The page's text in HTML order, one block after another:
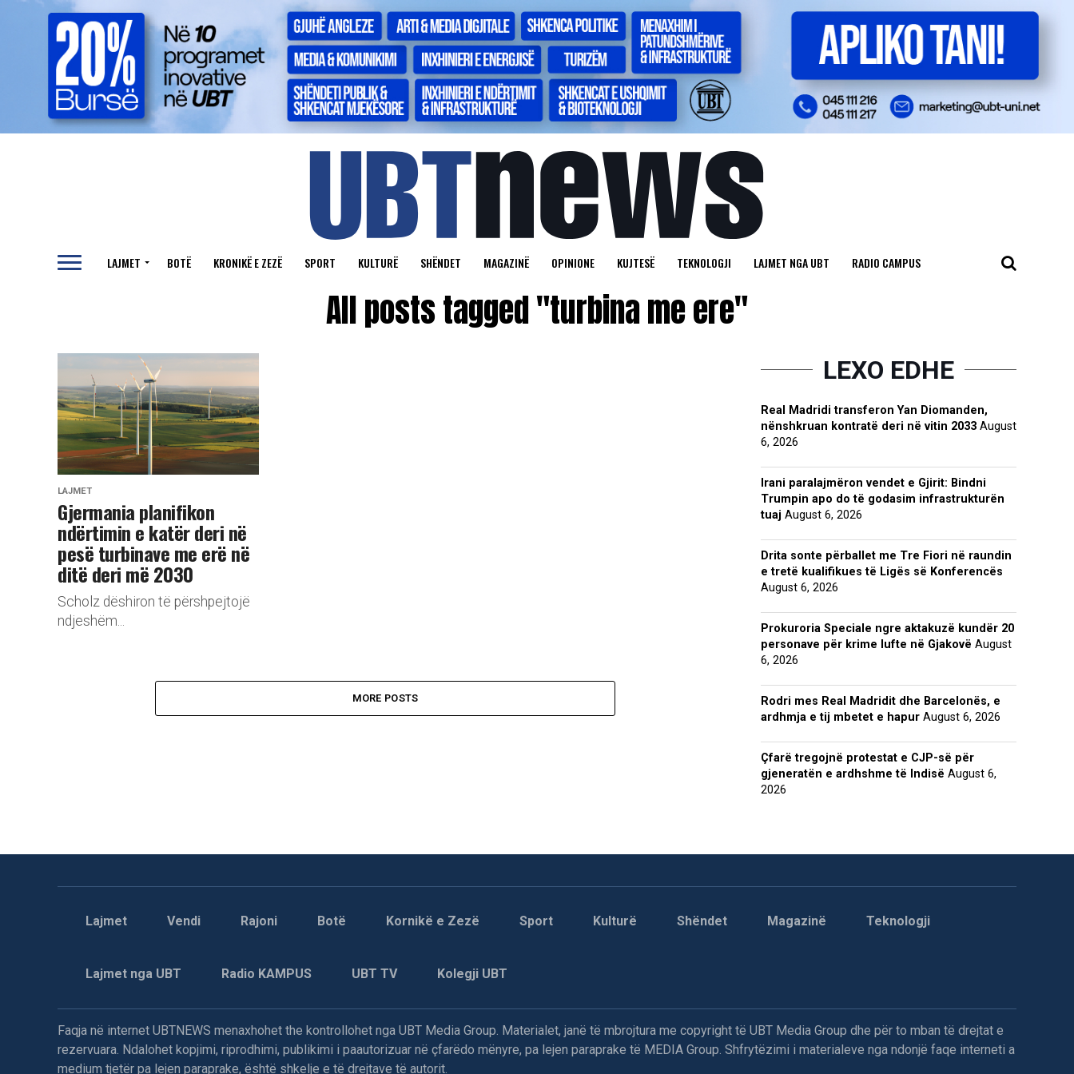
LAJMET BOTË KRONIKË E ZEZË SPORT KULTURË SHËNDET MAGAZINË OPINIONE KUJTESË TEKNOLOGJI LAJMET NGA UBT RADIO CAMPUS
All posts tagged "turbina me ere"
LAJMET
Gjermania planifikon
ndërtimin e katër deri në
pesë turbinave me erë në
ditë deri më 2030
Scholz dëshiron të përshpejtojë
ndjeshëm...
MORE POSTS
LEXO EDHE
Real Madridi transferon Yan Diomanden,
nënshkruan kontratë deri në vitin 2033 August
6, 2026
Irani paralajmëron vendet e Gjirit: Bindni
Trumpin apo do të godasim infrastrukturën
tuaj August 6, 2026
Drita sonte përballet me Tre Fiori në raundin
e tretë kualifikues të Ligës së Konferencës
August 6, 2026
Prokuroria Speciale ngre aktakuzë kundër 20
personave për krime lufte në Gjakovë August
6, 2026
Rodri mes Real Madridit dhe Barcelonës, e
ardhmja e tij mbetet e hapur August 6, 2026
Çfarë tregojnë protestat e CJP-së për
gjeneratën e ardhshme të Indisë August 6,
2026
Lajmet Vendi Rajoni Botë Kornikë e Zezë Sport Kulturë Shëndet Magazinë Teknologji
Lajmet nga UBT Radio KAMPUS UBT TV Kolegji UBT
Faqja në internet UBTNEWS menaxhohet the kontrollohet nga UBT Media Group. Materialet, janë të mbrojtura me copyright të UBT Media Group dhe për to mban të drejtat e
rezervuara. Ndalohet kopjimi, riprodhimi, publikimi i paautorizuar në çfarëdo mënyre, pa lejen paraprake të MEDIA Group. Shfrytëzimi i materialeve nga ndonjë faqe interneti a
medium tjetër pa lejen paraprake, është shkelje e të drejtave të autorit.